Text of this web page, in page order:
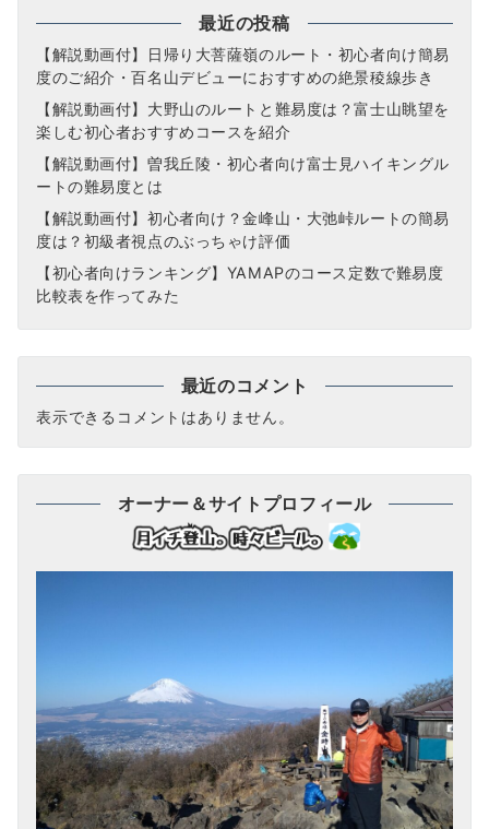
最近の投稿
【解説動画付】日帰り大菩薩嶺のルート・初心者向け簡易
度のご紹介・百名山デビューにおすすめの絶景稜線歩き
【解説動画付】大野山のルートと難易度は？富士山眺望を
楽しむ初心者おすすめコースを紹介
【解説動画付】曽我丘陵・初心者向け富士見ハイキングル
ートの難易度とは
【解説動画付】初心者向け？金峰山・大弛峠ルートの簡易
度は？初級者視点のぶっちゃけ評価
【初心者向けランキング】YAMAPのコース定数で難易度
比較表を作ってみた
最近のコメント
表示できるコメントはありません。
オーナー＆サイトプロフィール